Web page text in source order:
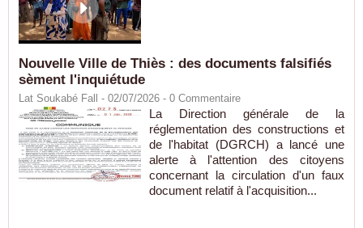
Nouvelle Ville de Thiès : des documents falsifiés
sèment l'inquiétude
Lat Soukabé Fall - 02/07/2026 - 0 Commentaire
La Direction générale de la
réglementation des constructions et
de l'habitat (DGRCH) a lancé une
alerte à l'attention des citoyens
concernant la circulation d'un faux
document relatif à l'acquisition...